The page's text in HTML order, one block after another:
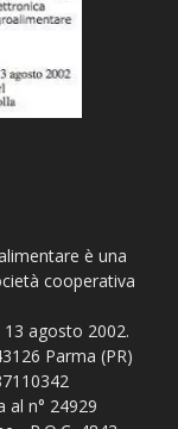
è una
cooperativa
agosto 2002.
Parma (PR)
al n° 24929